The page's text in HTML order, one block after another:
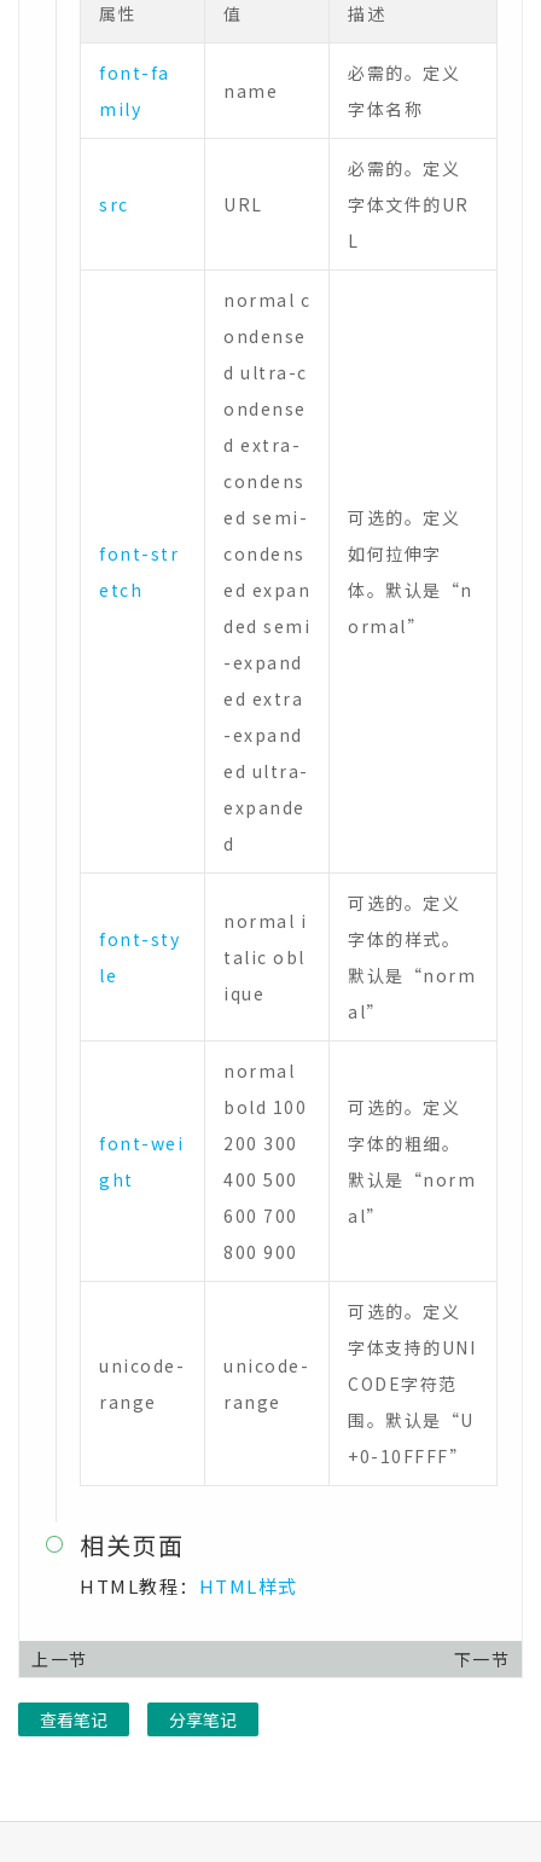
属性 值 描述
font-fa
mily
name
必需的。定义
字体名称
src URL
必需的。定义
字体文件的UR
L
font-str
etch
normal c
ondense
d ultra-c
ondense
d extra-
condens
ed semi-
condens
ed expan
ded semi
-expand
ed extra
-expand
ed ultra-
expande
d
可选的。定义
如何拉伸字
体。默认是“n
ormal”
font-sty
le
normal i
talic obl
ique
可选的。定义
字体的样式。
默认是“norm
al”
font-wei
ght
normal
bold 100
200 300
400 500
600 700
800 900
可选的。定义
字体的粗细。
默认是“norm
al”
unicode-
range
unicode-
range
可选的。定义
字体支持的UNI
CODE字符范
围。默认是“U
+0-10FFFF”
 相关页面
HTML教程： HTML样式
上一节 下一节
查看笔记 分享笔记